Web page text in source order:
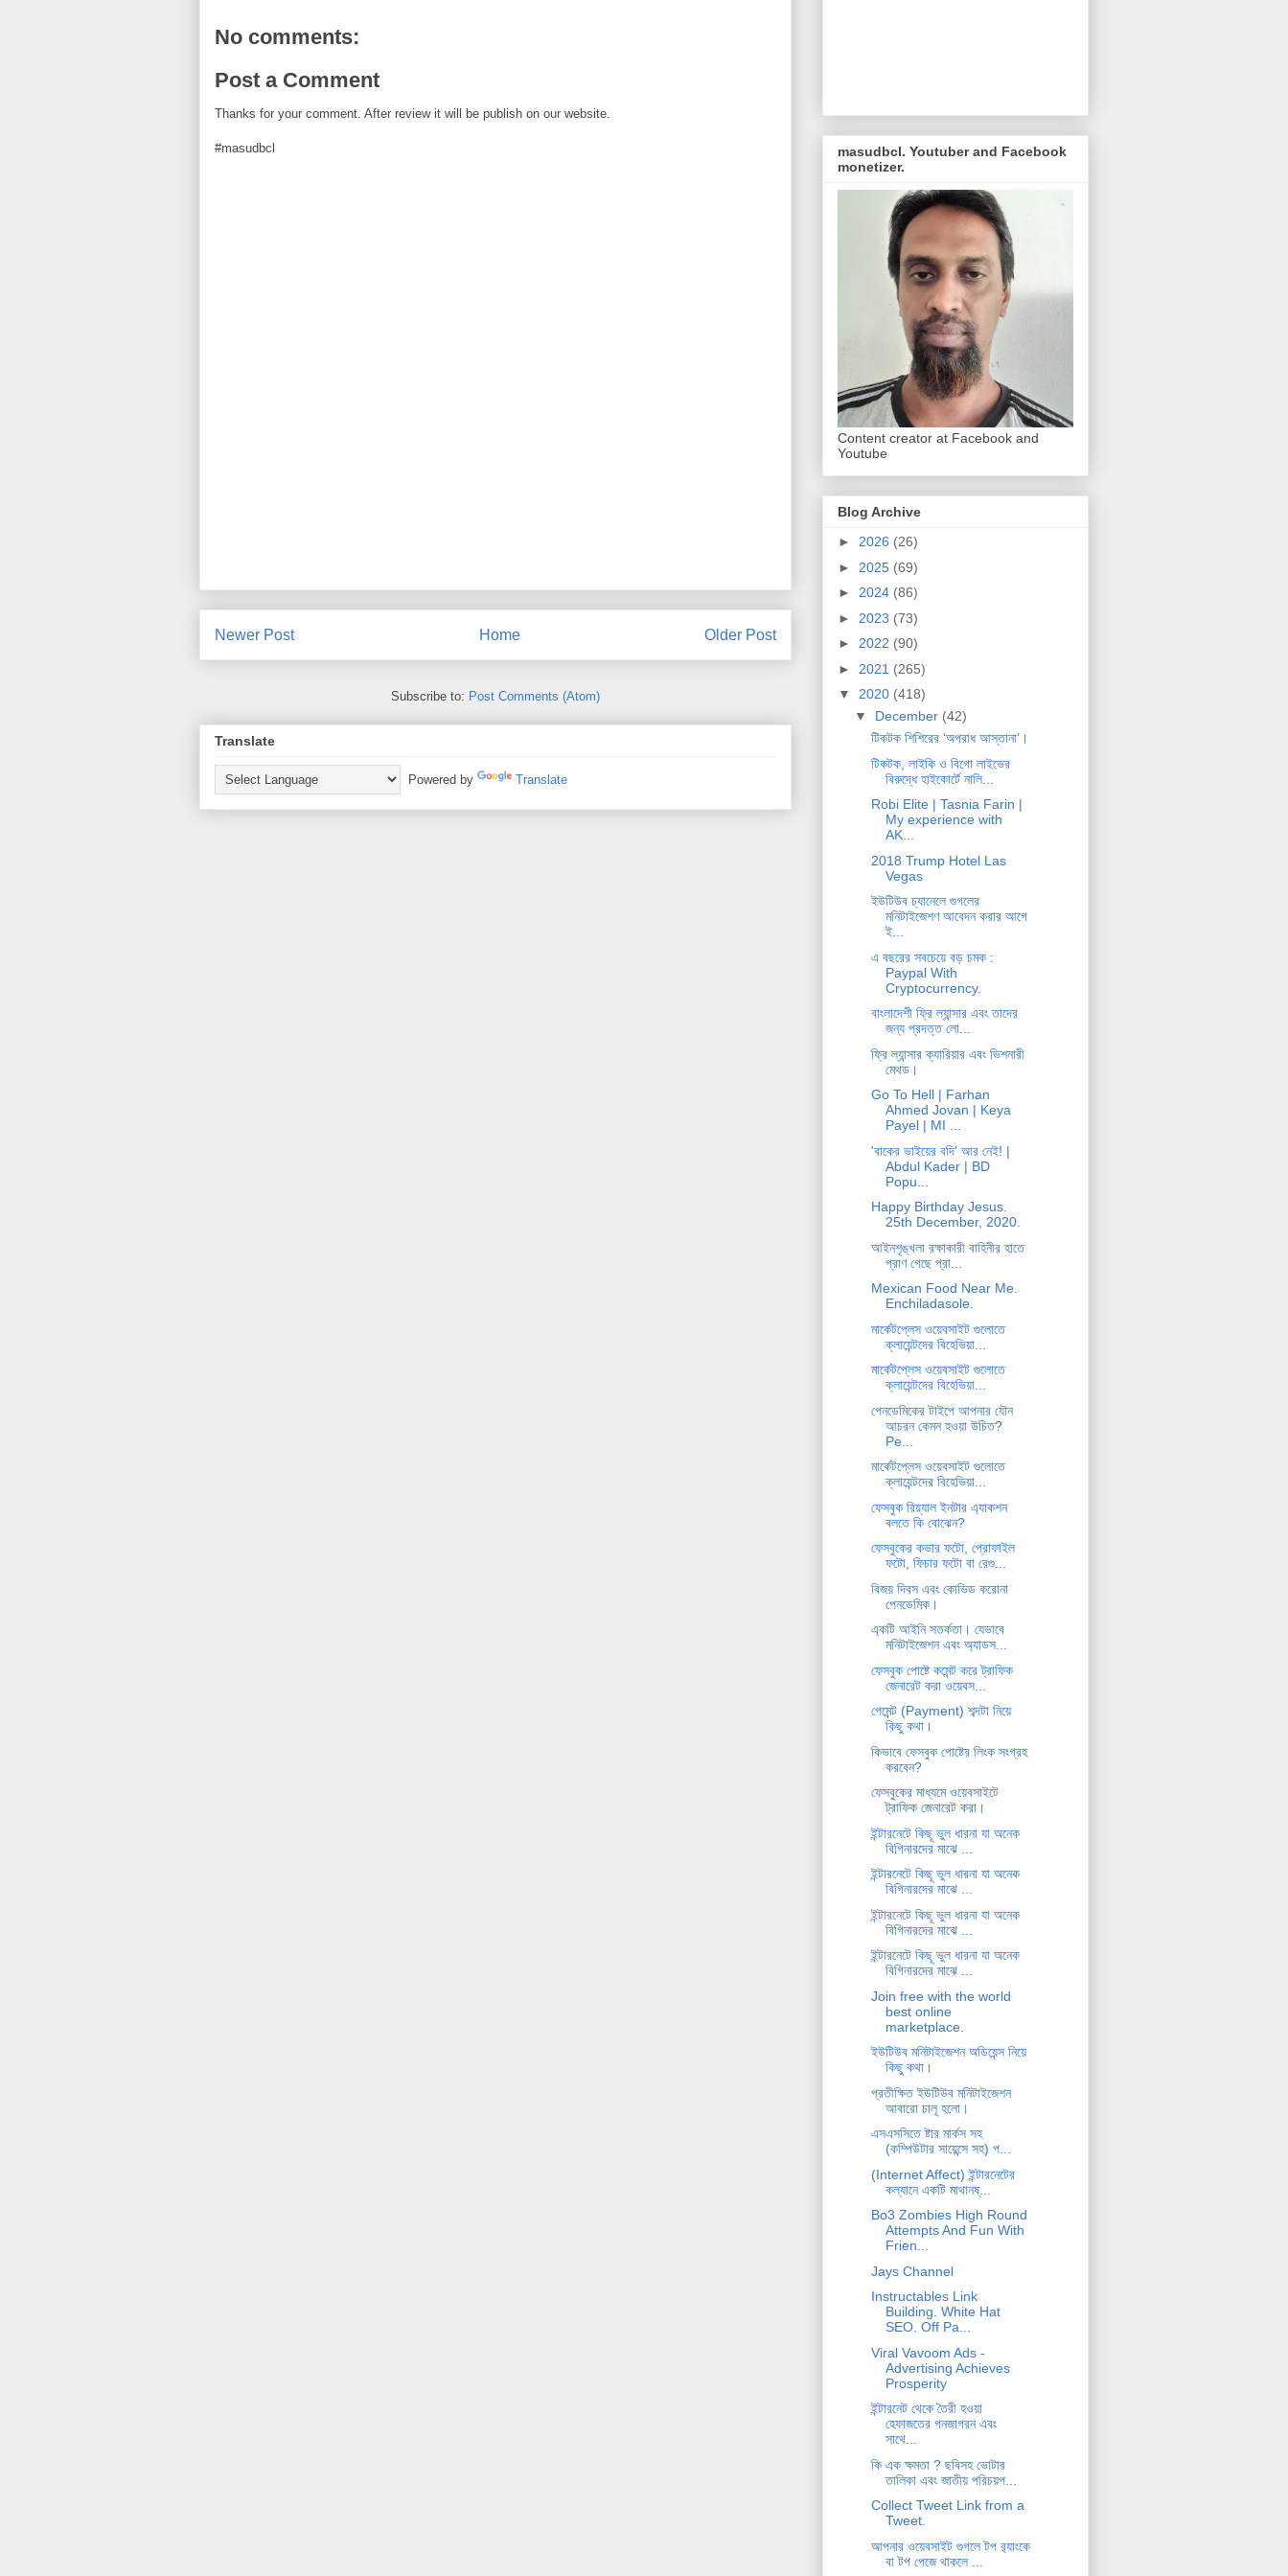
t
No comments:
Post a Comment
Thanks for your comment. After review it will be publish on our website.
#masudbcl
Newer Post Older Post
Home
Subscribe to: Post Comments (Atom)
Translate
Powered by Translate
masudbcl. Youtuber and Facebook
monetizer.
Content creator at Facebook and
Youtube
Blog Archive
► 2026 (26)
► 2025 (69)
► 2024 (86)
► 2023 (73)
► 2022 (90)
► 2021 (265)
▼ 2020 (418)
▼ December (42)
টিকটক শিশিরের ‘অপরাধ আস্তানা’।
টিকটক, লাইকি ও বিগো লাইভের
বিরুদ্ধে হাইকোর্টে নালি...
Robi Elite | Tasnia Farin |
My experience with
AK...
2018 Trump Hotel Las
Vegas
ইউটিউব চ্যানেলে গুগলের
মনিটাইজেশণ আবেদন করার আগে
ই...
এ বছরের সবচেয়ে বড় চমক :
Paypal With
Cryptocurrency.
বাংলাদেশী ফ্রি ল্যান্সার এবং তাদের
জন্য প্রদত্ত লো...
ফ্রি ল্যান্সার ক্যারিয়ার এবং ভিশনারী
মেথড।
Go To Hell | Farhan
Ahmed Jovan | Keya
Payel | MI ...
'বাকের ভাইয়ের বদি' আর নেই! |
Abdul Kader | BD
Popu...
Happy Birthday Jesus.
25th December, 2020.
আইনশৃঙ্খলা রক্ষাকারী বাহিনীর হাতে
প্রাণ গেছে প্রা...
Mexican Food Near Me.
Enchiladasole.
মার্কেটপ্লেস ওয়েবসাইট গুলোতে
ক্লায়েন্টদের বিহেভিয়া...
মার্কেটপ্লেস ওয়েবসাইট গুলোতে
ক্লায়েন্টদের বিহেভিয়া...
পেনডেমিকের টাইপে আপনার যৌন
আচরন কেমন হওয়া উচিত?
Pe...
মার্কেটপ্লেস ওয়েবসাইট গুলোতে
ক্লায়েন্টদের বিহেভিয়া...
ফেসবুক রিয়্যাল ইনটার এ্যাকশন
বলতে কি বোঝেন?
ফেসবুকের কভার ফটো, প্রোফাইল
ফটো, ফিচার ফটো বা রেগু...
বিজয় দিবস এবং কোভিড করোনা
পেনডেমিক।
এ্কটি আইনি সতর্কতা। যেভাবে
মনিটাইজেশন এবং অ্যাডস...
ফেসবুক পোষ্টে কমেন্ট করে ট্রাফিক
জেনারেট করা ওয়েবস...
পেমেন্ট (Payment) শব্দটা নিয়ে
কিছু কথা।
কিভাবে ফেসবুক পোষ্টের লিংক সংগ্রহ
করবেন?
ফেসবুকের মাধ্যমে ওয়েবসাইটে
ট্রাফিক জেনারেট করা।
ইন্টারনেটে কিছূ ভুল ধারনা যা অনেক
বিগিনারদের মাঝে ...
ইন্টারনেটে কিছূ ভুল ধারনা যা অনেক
বিগিনারদের মাঝে ...
ইন্টারনেটে কিছূ ভুল ধারনা যা অনেক
বিগিনারদের মাঝে ...
ইন্টারনেটে কিছূ ভুল ধারনা যা অনেক
বিগিনারদের মাঝে ...
Join free with the world
best online
marketplace.
ইউটিউব মনিটাইজেশন অডিয়েন্স নিয়ে
কিছু কথা।
প্রতীক্ষিত ইউটিউব মনিটাইজেশন
আবারো চালূ হলো।
এসএসসিতে ষ্টার মার্কস সহ
(কম্পিউটার সায়েন্সে সহ) প...
(Internet Affect) ইন্টারনেটের
কল্যানে একটি মাথানষ্...
Bo3 Zombies High Round
Attempts And Fun With
Frien...
Jays Channel
Instructables Link
Building. White Hat
SEO. Off Pa...
Viral Vavoom Ads -
Advertising Achieves
Prosperity
ইন্টারনেট থেকে তৈরী হওয়া
হেফাজতের গনজাগরন এবং
সাথে...
কি এক ক্ষমতা ? ছবিসহ ভোটার
তালিকা এবং জাতীয় পরিচয়প...
Collect Tweet Link from a
Tweet.
আপনার ওয়েবসাইট গুগলে টপ র‌্যাংকে
বা টপ পেজে থাকলে ...